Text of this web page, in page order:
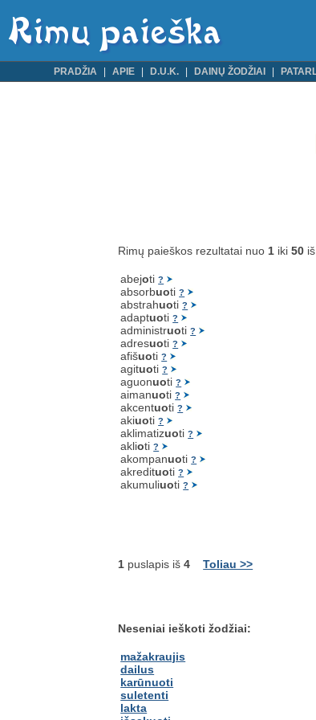
PRADŽIA APIE D.U.K. DAINŲ ŽODŽIAI
Rimų paieškos rezultatai nuo 1 iki50
abejoti?
absorbuoti?
abstrahuoti?
adaptuoti?
administruoti?
adresuoti?
afišuoti?
agituoti?
aguonuoti?
aimanuoti?
akcentuoti?
akiuoti?
aklimatizuoti?
aklioti?
akompanuoti?
akredituoti?
akumuliuoti?
1 puslapis iš4 Toliau >>
Neseniai ieškoti žodžiai:
mažakraujis
dailus
karūnuoti
suletenti
lakta